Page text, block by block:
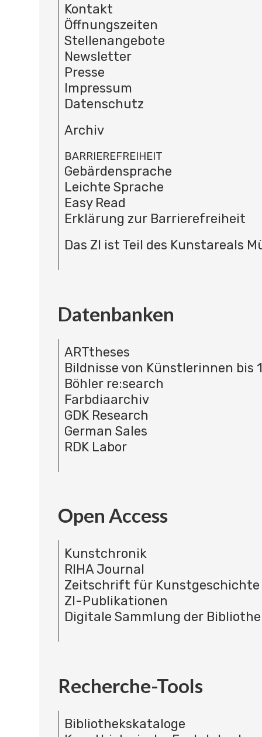
Kontakt
Öffnungszeiten
Stellenangebote
Newsletter
Presse
Impressum
Datenschutz
Archiv
BARRIEREFREIHEIT
Gebärdensprache
Leichte Sprache
Easy Read
Erklärung zur Barrierefreiheit
Das ZI ist Teil des Kunstareals
Datenbanken
ARTtheses
Bildnisse von Künstlerinnen bis
Böhler re:search
Farbdiaarchiv
GDK Research
German Sales
RDK Labor
Open Access
Kunstchronik
RIHA Journal
Zeitschrift für Kunstgeschichte
ZI-Publikationen
Digitale Sammlung der
Recherche-Tools
Bibliothekskataloge